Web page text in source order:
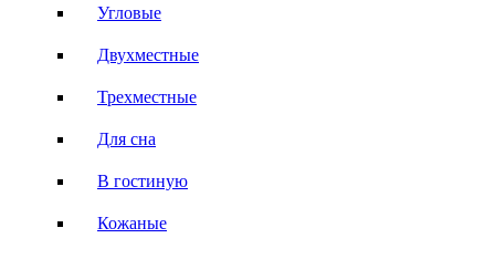
Угловые
Двухместные
Трехместные
Для сна
В гостиную
Кожаные